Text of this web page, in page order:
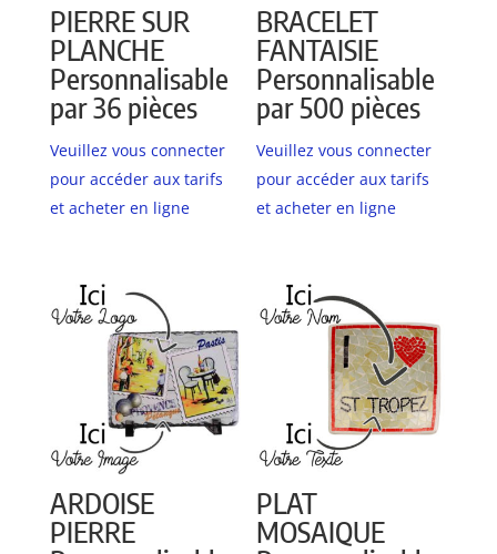
PIERRE SUR
PLANCHE
Personnalisable
par 36 pièces
Veuillez vous connecter
pour accéder aux tarifs
et acheter en ligne
BRACELET
FANTAISIE
Personnalisable
par 500 pièces
Veuillez vous connecter
pour accéder aux tarifs
et acheter en ligne
ARDOISE
PIERRE
PLAT
MOSAIQUE